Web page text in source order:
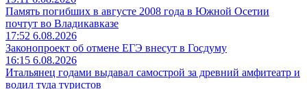
Память погибших в августе 2008 года в Южной Осетии
почтут во Владикавказе
17:52 6.08.2026
Законопроект об отмене ЕГЭ внесут в Госдуму
16:15 6.08.2026
Итальянец годами выдавал самострой за древний амфитеатр и
водил туда туристов